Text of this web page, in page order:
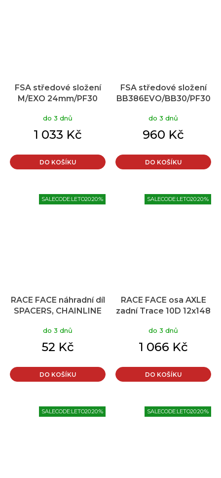
FSA středové složení
M/EXO 24mm/PF30
do 3 dnů
1 033 Kč
DO KOŠÍKU
FSA středové složení
BB386EVO/BB30/PF30
do 3 dnů
960 Kč
DO KOŠÍKU
SALECODE:LETO20:20:%
RACE FACE náhradní díl
SPACERS, CHAINLINE
do 3 dnů
52 Kč
DO KOŠÍKU
SALECODE:LETO20:20:%
RACE FACE osa AXLE
zadní Trace 10D 12x148
do 3 dnů
1 066 Kč
DO KOŠÍKU
SALECODE:LETO20:20:% SALECODE:LETO20:20:%